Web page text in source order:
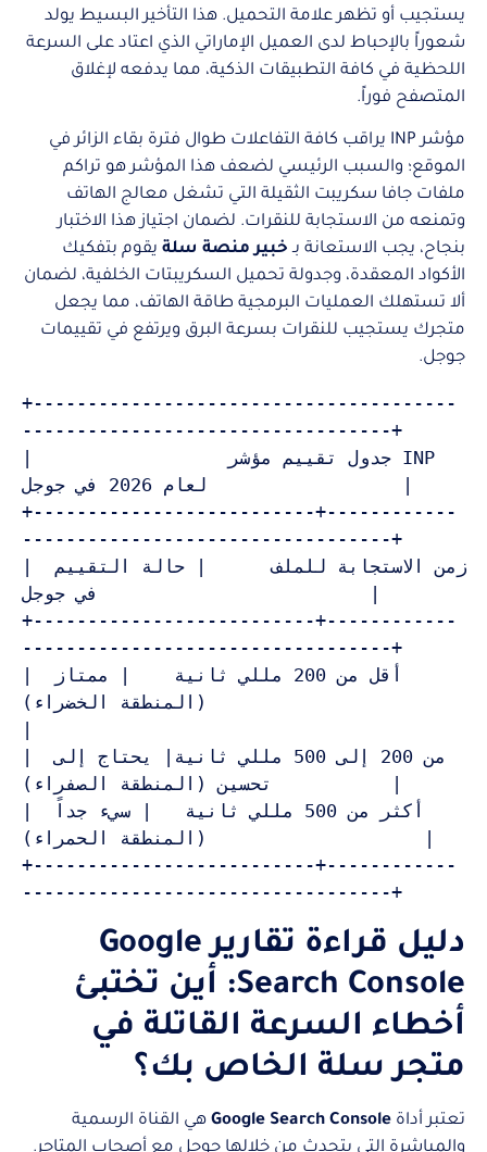
يستجيب أو تظهر علامة التحميل. هذا التأخير البسيط يولد
شعوراً بالإحباط لدى العميل الإماراتي الذي اعتاد على السرعة
اللحظية في كافة التطبيقات الذكية، مما يدفعه لإغلاق
المتصفح فوراً.
مؤشر INP يراقب كافة التفاعلات طوال فترة بقاء الزائر في
الموقع؛ والسبب الرئيسي لضعف هذا المؤشر هو تراكم
ملفات جافا سكريبت الثقيلة التي تشغل معالج الهاتف
وتمنعه من الاستجابة للنقرات. لضمان اجتياز هذا الاختبار
بنجاح، يجب الاستعانة بـ خبير منصة سلة يقوم بتفكيك
الأكواد المعقدة، وجدولة تحميل السكريبتات الخلفية، لضمان
ألا تستهلك العمليات البرمجية طاقة الهاتف، مما يجعل
متجرك يستجيب للنقرات بسرعة البرق ويرتفع في تقييمات
جوجل.
+---------------------------------------
----------------------------------+
|                  جدول تقييم مؤشر INP
لعام 2026 في جوجل                  |
+--------------------------+------------
----------------------------------+
| زمن الاستجابة للملف      | حالة التقييم
في جوجل                         |
+--------------------------+------------
----------------------------------+
| أقل من 200 مللي ثانية    | ممتاز
(المنطقة الخضراء)
|
| من 200 إلى 500 مللي ثانية| يحتاج إلى
تحسين (المنطقة الصفراء)           |
| أكثر من 500 مللي ثانية   | سيء جداً
(المنطقة الحمراء)                    |
+--------------------------+------------
----------------------------------+
دليل قراءة تقارير Google
Search Console: أين تختبئ
أخطاء السرعة القاتلة في
متجر سلة الخاص بك؟
تعتبر أداة Google Search Console هي القناة الرسمية
والمباشرة التي يتحدث من خلالها جوجل مع أصحاب المتاجر.